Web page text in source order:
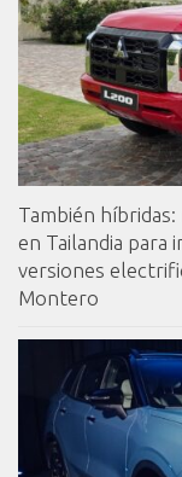
También
en Tailandia para
versiones
Montero